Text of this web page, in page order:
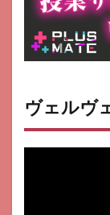
ヘブ
ンバ
ーン
ズレ
14
シゴ
ノシ
ヴェルヴ